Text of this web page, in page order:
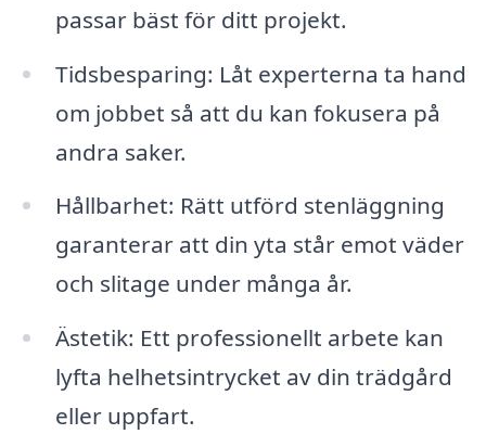
passar bäst för ditt projekt.
Tidsbesparing: Låt experterna ta hand
om jobbet så att du kan fokusera på
andra saker.
Hållbarhet: Rätt utförd stenläggning
garanterar att din yta står emot väder
och slitage under många år.
Ästetik: Ett professionellt arbete kan
lyfta helhetsintrycket av din trädgård
eller uppfart.